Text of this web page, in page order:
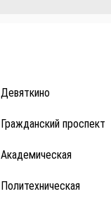
Политехническая
Академическая
Гражданский проспект
Девяткино